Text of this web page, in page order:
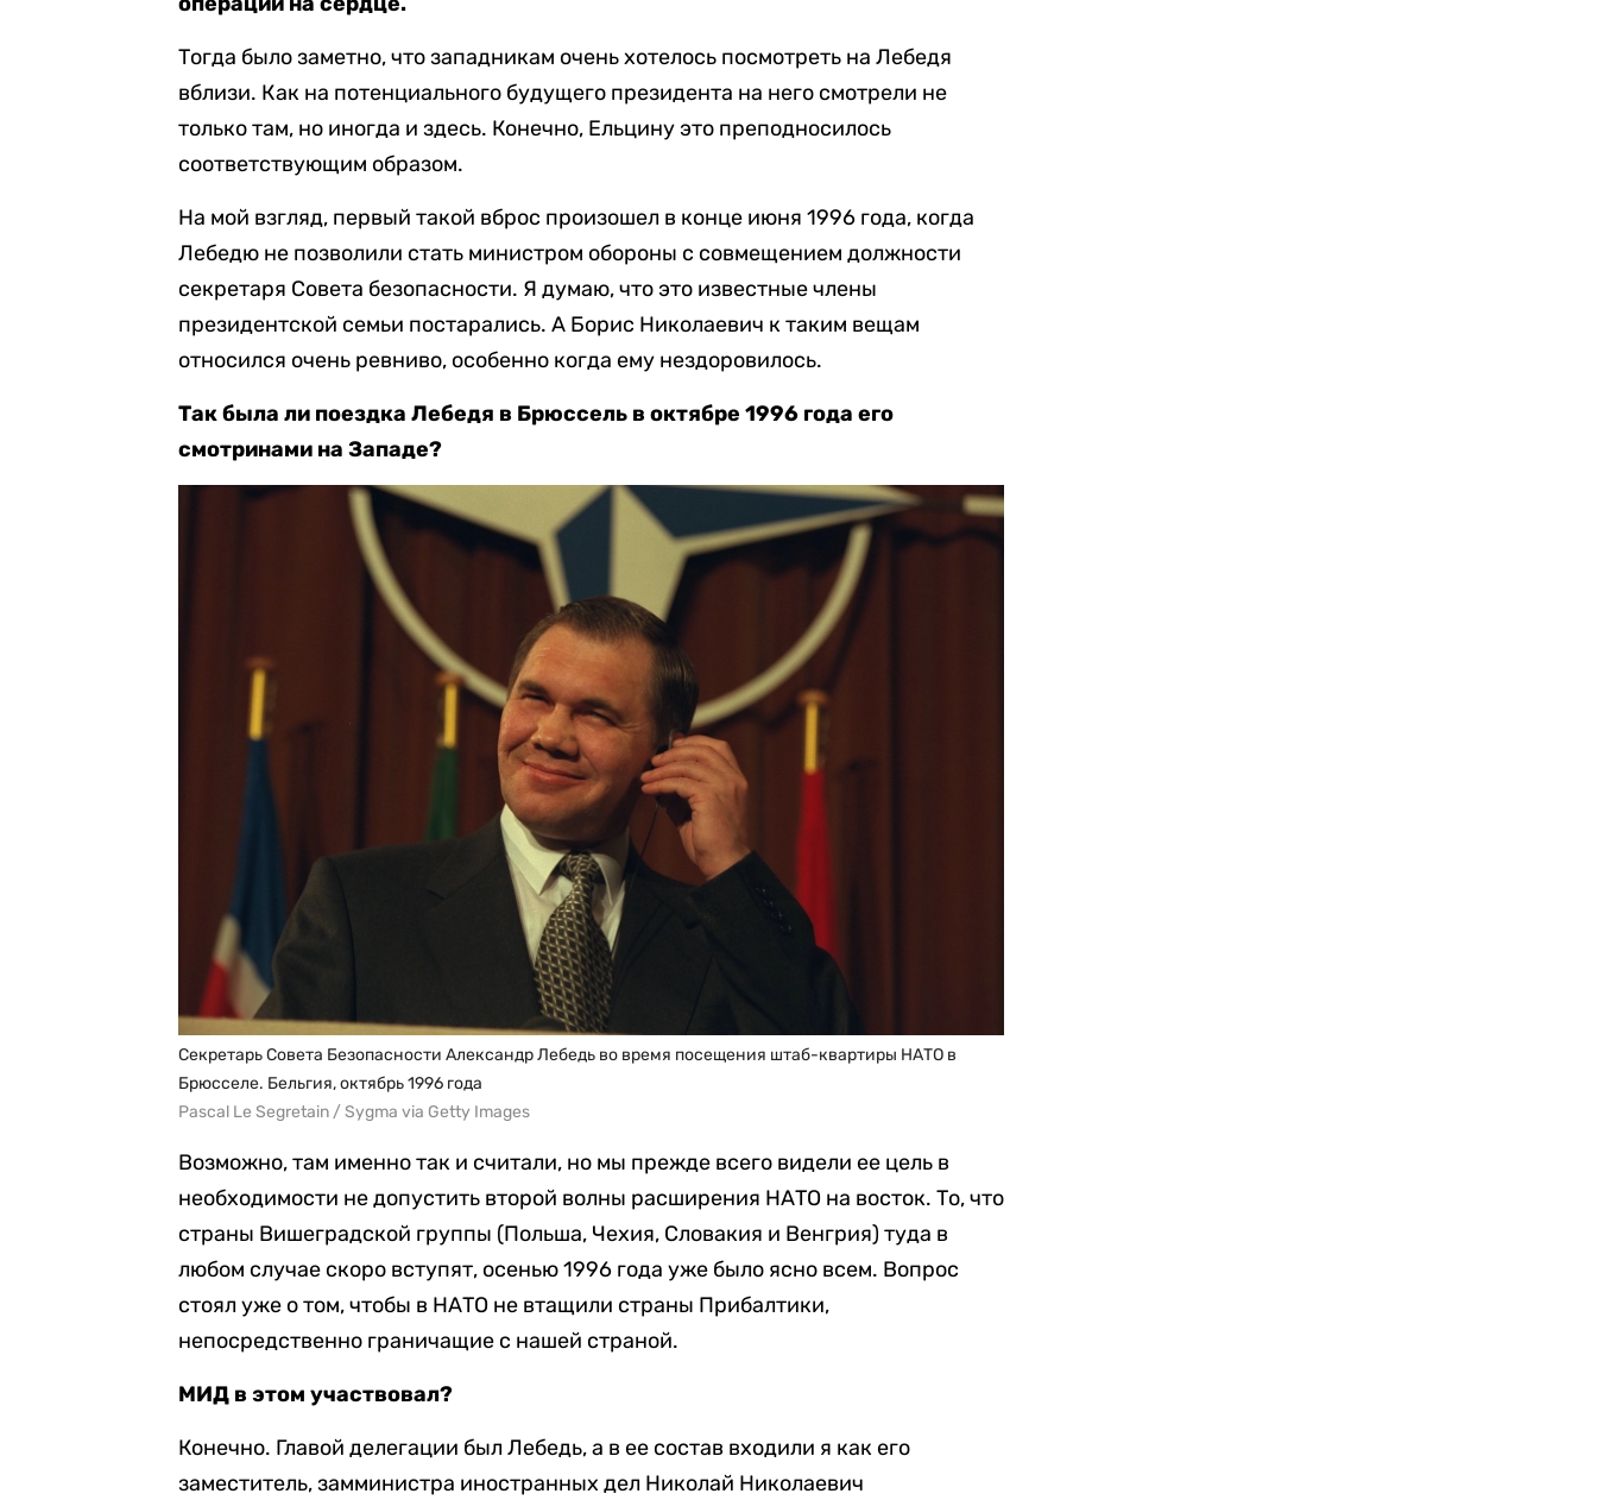
Тогда было заметно, что западникам очень хотелось посмотреть на Лебедя
вблизи. Как на потенциального будущего президента на него смотрели не
только там, но иногда и здесь. Конечно, Ельцину это преподносилось
соответствующим образом.
На мой взгляд, первый такой вброс произошел в конце июня 1996 года, когда
Лебедю не позволили стать министром обороны с совмещением должности
секретаря Совета безопасности. Я думаю, что это известные члены
президентской семьи постарались. А Борис Николаевич к таким вещам
относился очень ревниво, особенно когда ему нездоровилось.
Так была ли поездка Лебедя в Брюссель в октябре 1996 года его
смотринами на Западе?
Секретарь Совета Безопасности Александр Лебедь во время посещения штаб-квартиры НАТО в
Брюсселе. Бельгия, октябрь 1996 года
Pascal Le Segretain / Sygma via Getty Images
Возможно, там именно так и считали, но мы прежде всего видели ее цель в
необходимости не допустить второй волны расширения НАТО на восток. То, что
страны Вишеградской группы (Польша, Чехия, Словакия и Венгрия) туда в
любом случае скоро вступят, осенью 1996 года уже было ясно всем. Вопрос
стоял уже о том, чтобы в НАТО не втащили страны Прибалтики,
непосредственно граничащие с нашей страной.
МИД в этом участвовал?
Конечно. Главой делегации был Лебедь, а в ее состав входили я как его
заместитель, замминистра иностранных дел Николай Николаевич